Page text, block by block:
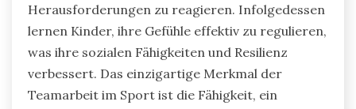
Herausforderungen zu reagieren. Infolgedessen
lernen Kinder, ihre Gefühle effektiv zu regulieren,
was ihre sozialen Fähigkeiten und Resilienz
verbessert. Das einzigartige Merkmal der
Teamarbeit im Sport ist die Fähigkeit, ein